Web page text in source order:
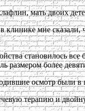
мать двоих
мне сказали,
становилось
размером более
осмотр были
терапию и